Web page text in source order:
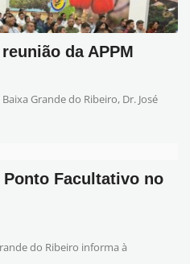
da APPM
Grande do Ribeiro, Dr. José
Facultativo no
do Ribeiro informa à